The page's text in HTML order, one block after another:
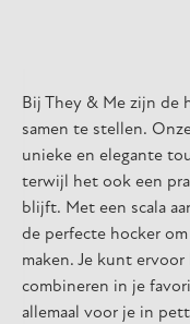
Bij They & Me zijn de
samen te stellen.
unieke en elegante
terwijl het ook een
blijft. Met een scala
de perfecte hocker
maken. Je kunt
combineren in je
allemaal voor je in